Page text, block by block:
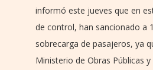
informó este jueves que en
de control, han sancionado a
sobrecarga de pasajeros, ya
Ministerio de Obras Públicas